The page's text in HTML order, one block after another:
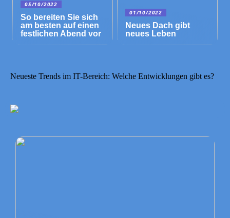
05/10/2022
So bereiten Sie sich
am besten auf einen
festlichen Abend vor
01/10/2022
Neues Dach gibt
neues Leben
Neueste Trends im IT-Bereich: Welche Entwicklungen gibt es?